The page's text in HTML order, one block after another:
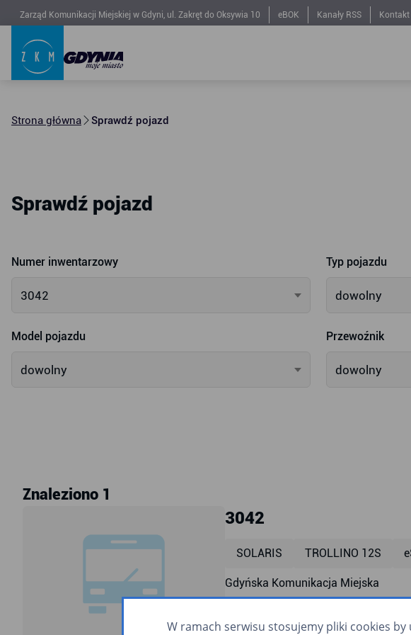
Zarząd Komunikacji Miejskiej w Gdyni, ul. Zakręt do Oksywia 10 eBOK Kanały RSS Kontakt
Strona główna Sprawdź pojazd
Sprawdź pojazd
Numer inwentarzowy
3042
Typ pojazdu
dowolny
Model pojazdu
dowolny
Przewoźnik
dowolny
Znaleziono 1
3042
SOLARIS TROLLINO 12S
Gdyńska Komunikacja Miejska
przyklęk rampa dla wózków
W ramach serwisu stosujemy pliki cookies by